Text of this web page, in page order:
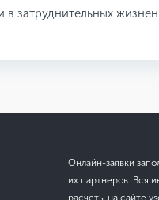
затруднительных
Онлайн-заявки
их партнеров. Вся
расчеты на сайте